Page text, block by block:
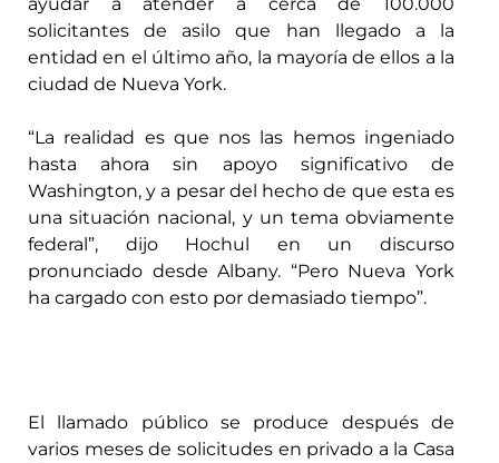
solicitantes de asilo que han llegado a la
entidad en el último año, la mayoría de ellos a la
ciudad de Nueva York.
“La realidad es que nos las hemos ingeniado
hasta ahora sin apoyo significativo de
Washington, y a pesar del hecho de que esta es
una situación nacional, y un tema obviamente
federal”, dijo Hochul en un discurso
pronunciado desde Albany. “Pero Nueva York
ha cargado con esto por demasiado tiempo”.
El llamado público se produce después de
varios meses de solicitudes en privado a la Casa